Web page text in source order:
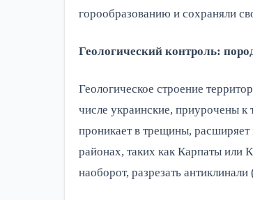
горообразованию и сохраняли
Геологический контроль:
Геологическое строение
числе украинские, приурочены
проникает в трещины,
районах, таких как Карпаты или
наоборот, разрезать